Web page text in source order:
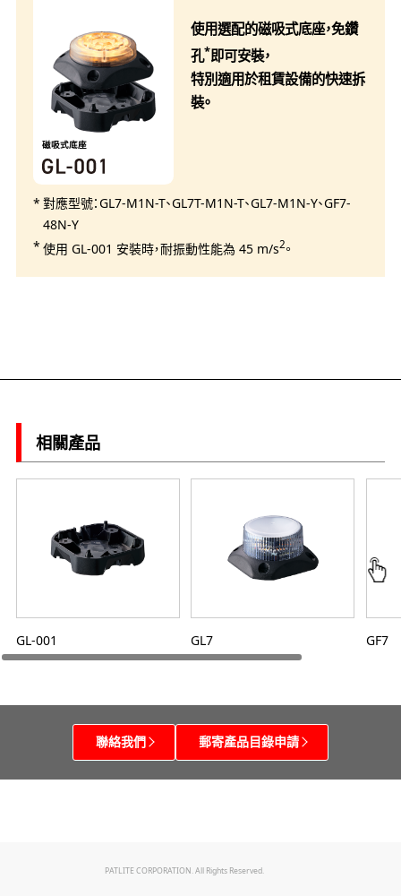
磁吸式底座
使用選配的磁吸式底座，免鑽
孔*即可安裝，
特別適用於租賃設備的快速拆
裝。
對應型號：GL7-M1N-T、GL7T-M1N-T、GL7-M1N-Y、GF7-
48N-Y
使用 GL-001 安裝時，耐振動性能為 45 m/s2。
相關產品
GL-001 GL7 GF7
聯絡我們 郵寄產品目錄申請
PATLITE CORPORATION. All Rights Reserved.